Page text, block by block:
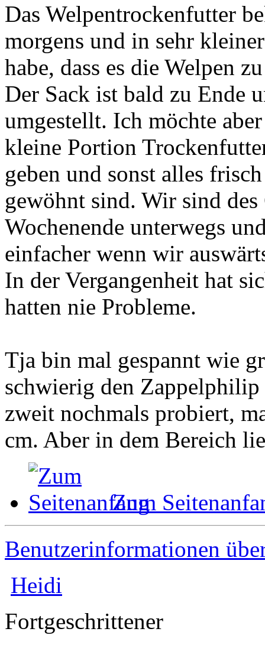
Das Welpentrockenfutter
morgens und in sehr
habe, dass es die Welpen
Der Sack ist bald zu Ende
umgestellt. Ich möchte
kleine Portion
geben und sonst alles
gewöhnt sind. Wir sind
Wochenende unterwegs
einfacher wenn wir
In der Vergangenheit hat
hatten nie Probleme.
Tja bin mal gespannt wie
schwierig den Zappelphilip
zweit nochmals probiert,
cm. Aber in dem Bereich
Zum
Benutzerinformationen
Heidi
Fortgeschrittener